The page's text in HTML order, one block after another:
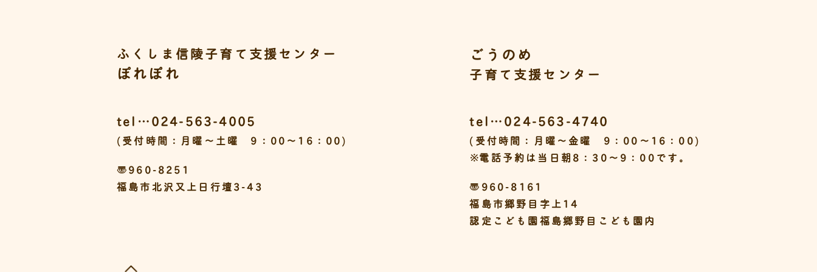
ふくしま信陵子育て支援センター
ぽれぽれ
tel…024-563-4005
(受付時間：月曜～土曜 9：00～16：00)
〒960-8251
福島市北沢又上日行壇3-43
ごうのめ
子育て支援センター
tel…024-563-4740
(受付時間：月曜～金曜 9：00～16：00)
※電話予約は当日朝8：30～9：00です。
〒960-8161
福島市郷野目字上14
認定こども園福島郷野目こども園内